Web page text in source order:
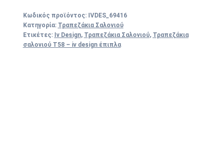
Κωδικός προϊόντος: IVDES_69416
Κατηγορία: Τραπεζάκια Σαλονιού
Ετικέτες: Iv Design, Τραπεζάκια Σαλονιού, Τραπεζάκια
σαλονιού Τ58 – iv design έπιπλα